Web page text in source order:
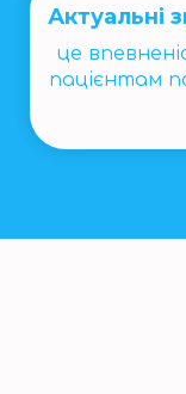
Актуальні
це
пацієнтам